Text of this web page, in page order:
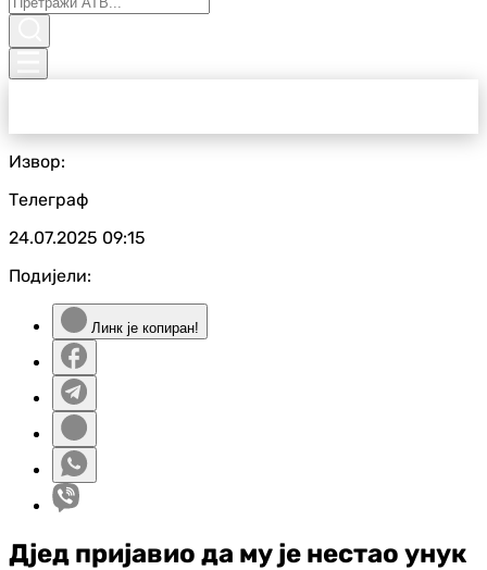
Извор:
Телеграф
24.07.2025 09:15
Подијели:
Линк је копиран!
Дјед пријавио да му је нестао унук